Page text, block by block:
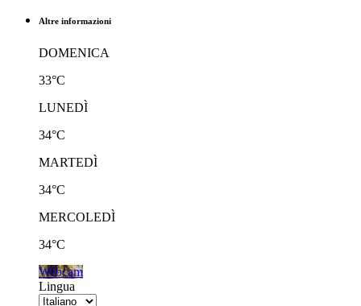
Altre informazioni
DOMENICA
33°C
LUNEDÌ
34°C
MARTEDÌ
34°C
MERCOLEDÌ
34°C
Webcam
Lingua